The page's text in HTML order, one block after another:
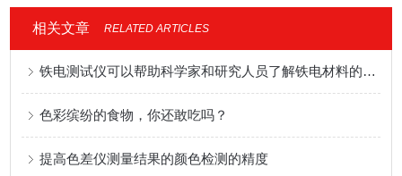
相关文章 RELATED ARTICLES
铁电测试仪可以帮助科学家和研究人员了解铁电材料的性质和行为
色彩缤纷的食物，你还敢吃吗？
提高色差仪测量结果的颜色检测的精度